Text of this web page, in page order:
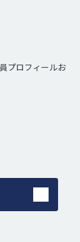
プロフィールお